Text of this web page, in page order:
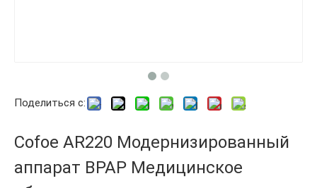
Поделиться с:
Cofoe AR220 Модернизированный
аппарат BPAP Медицинское